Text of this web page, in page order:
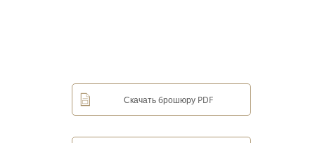
Скачать брошюру PDF